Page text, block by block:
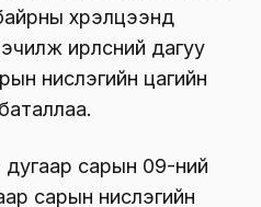
хүрэлцээнд
ирүүлсний дагуу
нислэгийн цагийн
сарын 09-ний
сарын нислэгийн